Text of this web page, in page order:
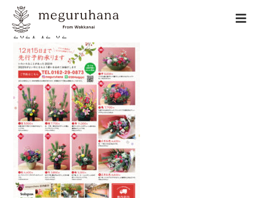
2021-12-02